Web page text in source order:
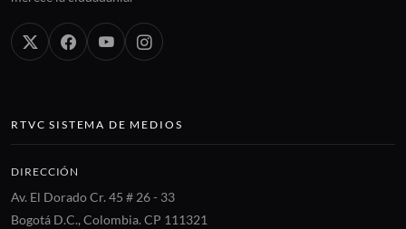
RTVC SISTEMA DE MEDIOS
DIRECCIÓN
Av. El Dorado Cr. 45 # 26 - 33
Bogotá D.C., Colombia. CP 111321